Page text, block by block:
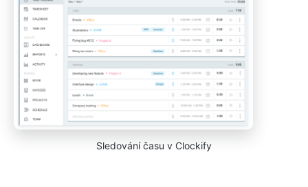
Sledování času v Clockify